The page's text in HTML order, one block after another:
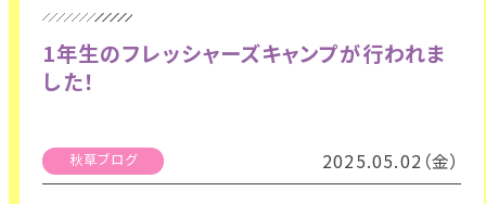
1年生のフレッシャーズキャンプが行われま
した！
秋草ブログ 2025.05.02（金）